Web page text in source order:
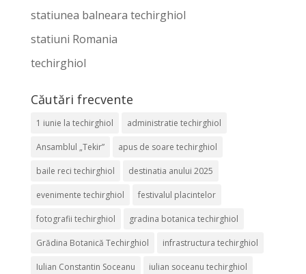
statiunea balneara techirghiol
statiuni Romania
techirghiol
Căutări frecvente
1 iunie la techirghiol administratie techirghiol
Ansamblul „Tekir” apus de soare techirghiol
baile reci techirghiol destinatia anului 2025
evenimente techirghiol festivalul placintelor
fotografii techirghiol gradina botanica techirghiol
Grădina Botanică Techirghiol infrastructura techirghiol
Iulian Constantin Soceanu iulian soceanu techirghiol